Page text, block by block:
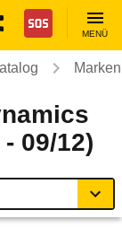
Nothilfe
MENÜ
09/12)